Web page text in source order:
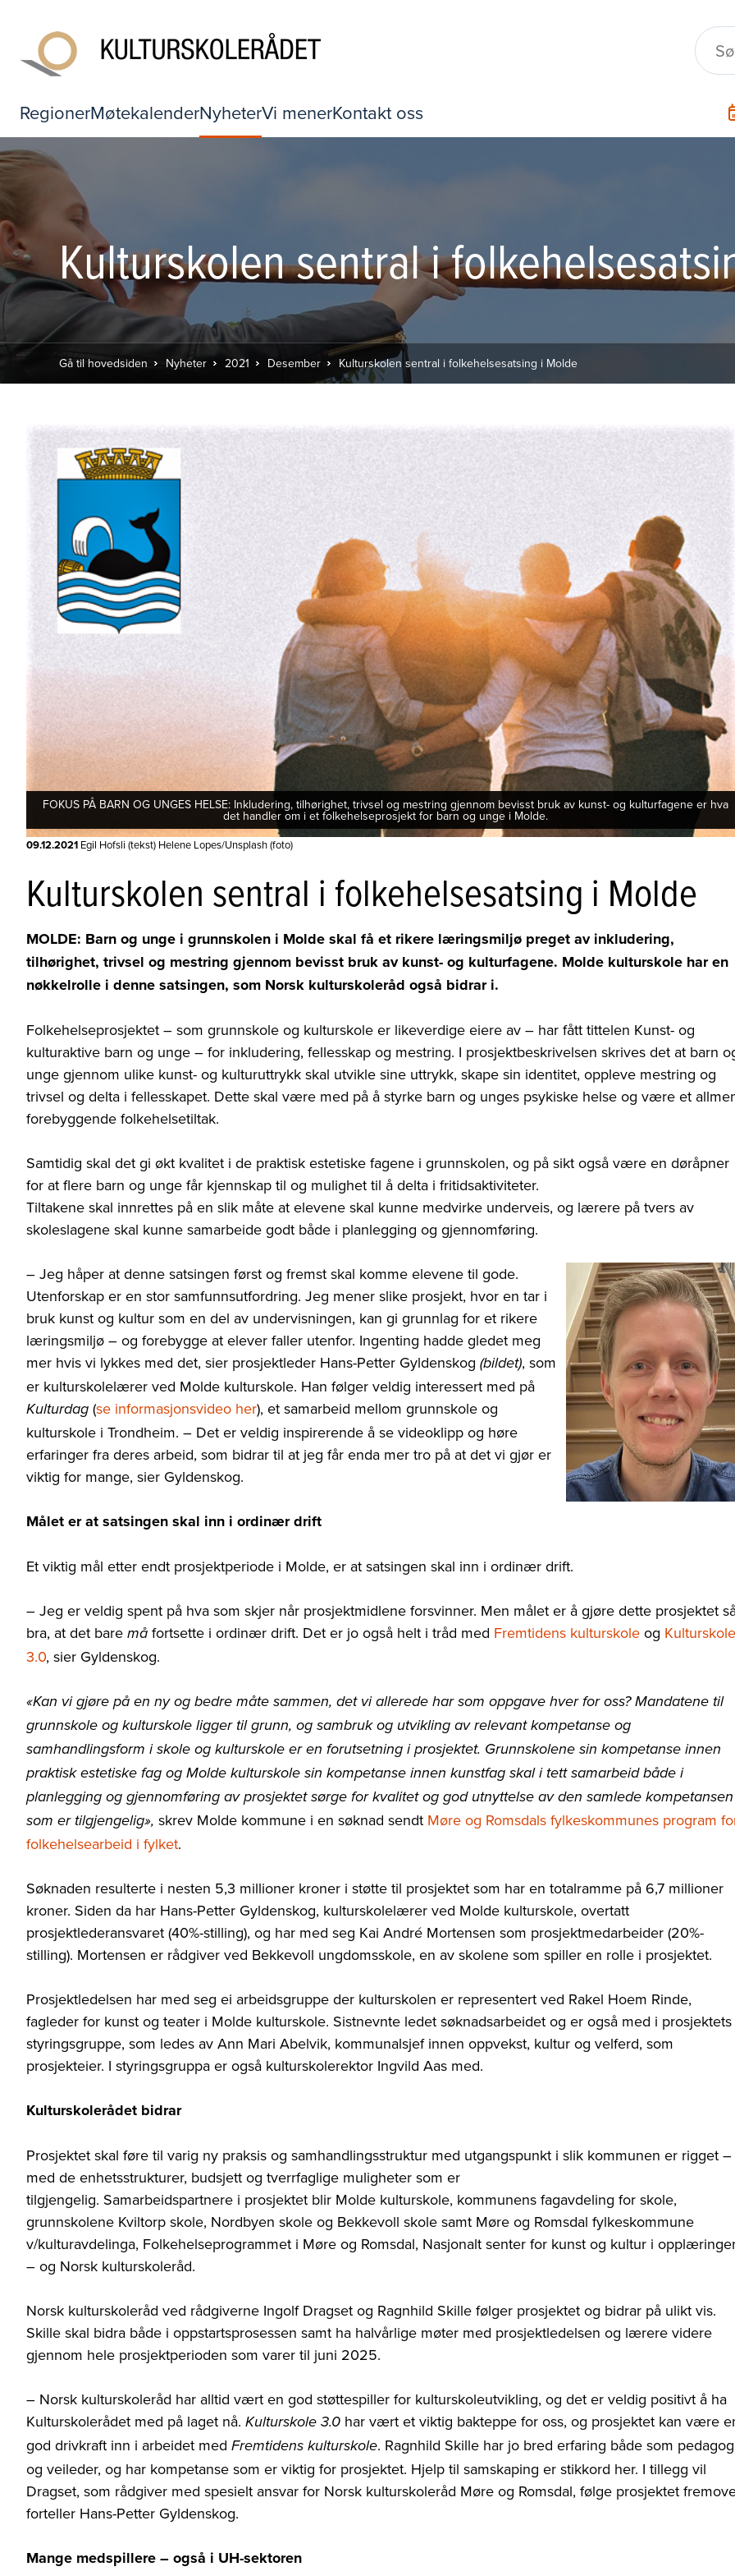
RegionerMøtekalenderNyheterVi menerKontakt oss
Kulturskolen sentral i
Gå til hovedsiden Nyheter 2021 Desember Kulturskolen sentral i folkehelsesatsing i Molde
FOKUS PÅ BARN OG UNGES HELSE: Inkludering, tilhørighet, trivsel og mestring gjennom bevisst bruk av kunst- og kulturfagene er hva
det handler om i et folkehelseprosjekt for barn og unge i Molde.
09.12.2021 Egil Hofsli (tekst) Helene Lopes/Unsplash (foto)
Kulturskolen sentral i folkehelsesatsing i Molde
MOLDE: Barn og unge i grunnskolen i Molde skal få et rikere læringsmiljø preget av inkludering,
tilhørighet, trivsel og mestring gjennom bevisst bruk av kunst- og kulturfagene. Molde kulturskole har en
nøkkelrolle i denne satsingen, som Norsk kulturskoleråd også bidrar i.
Folkehelseprosjektet – som grunnskole og kulturskole er likeverdige eiere av – har fått tittelen Kunst- og
kulturaktive barn og unge – for inkludering, fellesskap og mestring. I prosjektbeskrivelsen skrives det at barn
unge gjennom ulike kunst- og kulturuttrykk skal utvikle sine uttrykk, skape sin identitet, oppleve mestring og
trivsel og delta i fellesskapet. Dette skal være med på å styrke barn og unges psykiske helse og være et
forebyggende folkehelsetiltak.
Samtidig skal det gi økt kvalitet i de praktisk estetiske fagene i grunnskolen, og på sikt også være en døråpner
for at flere barn og unge får kjennskap til og mulighet til å delta i fritidsaktiviteter.
Tiltakene skal innrettes på en slik måte at elevene skal kunne medvirke underveis, og lærere på tvers av
skoleslagene skal kunne samarbeide godt både i planlegging og gjennomføring.
– Jeg håper at denne satsingen først og fremst skal komme elevene til gode.
Utenforskap er en stor samfunnsutfordring. Jeg mener slike prosjekt, hvor en tar i
bruk kunst og kultur som en del av undervisningen, kan gi grunnlag for et rikere
læringsmiljø – og forebygge at elever faller utenfor. Ingenting hadde gledet meg
mer hvis vi lykkes med det, sier prosjektleder Hans-Petter Gyldenskog (bildet), som
er kulturskolelærer ved Molde kulturskole. Han følger veldig interessert med på
Kulturdag (se informasjonsvideo her), et samarbeid mellom grunnskole og
kulturskole i Trondheim. – Det er veldig inspirerende å se videoklipp og høre
erfaringer fra deres arbeid, som bidrar til at jeg får enda mer tro på at det vi gjør er
viktig for mange, sier Gyldenskog.
Målet er at satsingen skal inn i ordinær drift
Et viktig mål etter endt prosjektperiode i Molde, er at satsingen skal inn i ordinær drift.
– Jeg er veldig spent på hva som skjer når prosjektmidlene forsvinner. Men målet er å gjøre dette prosjektet
bra, at det bare må fortsette i ordinær drift. Det er jo også helt i tråd med Fremtidens kulturskole og Kulturskole
3.0, sier Gyldenskog.
«Kan vi gjøre på en ny og bedre måte sammen, det vi allerede har som oppgave hver for oss? Mandatene til
grunnskole og kulturskole ligger til grunn, og sambruk og utvikling av relevant kompetanse og
samhandlingsform i skole og kulturskole er en forutsetning i prosjektet. Grunnskolene sin kompetanse innen
praktisk estetiske fag og Molde kulturskole sin kompetanse innen kunstfag skal i tett samarbeid både i
planlegging og gjennomføring av prosjektet sørge for kvalitet og god utnyttelse av den samlede kompetansen
som er tilgjengelig», skrev Molde kommune i en søknad sendt Møre og Romsdals fylkeskommunes program
folkehelsearbeid i fylket.
Søknaden resulterte i nesten 5,3 millioner kroner i støtte til prosjektet som har en totalramme på 6,7 millioner
kroner. Siden da har Hans-Petter Gyldenskog, kulturskolelærer ved Molde kulturskole, overtatt
prosjektlederansvaret (40%-stilling), og har med seg Kai André Mortensen som prosjektmedarbeider (20%-
stilling). Mortensen er rådgiver ved Bekkevoll ungdomsskole, en av skolene som spiller en rolle i prosjektet.
Prosjektledelsen har med seg ei arbeidsgruppe der kulturskolen er representert ved Rakel Hoem Rinde,
fagleder for kunst og teater i Molde kulturskole. Sistnevnte ledet søknadsarbeidet og er også med i prosjektets
styringsgruppe, som ledes av Ann Mari Abelvik, kommunalsjef innen oppvekst, kultur og velferd, som
prosjekteier. I styringsgruppa er også kulturskolerektor Ingvild Aas med.
Kulturskolerådet bidrar
Prosjektet skal føre til varig ny praksis og samhandlingsstruktur med utgangspunkt i slik kommunen er rigget –
med de enhetsstrukturer, budsjett og tverrfaglige muligheter som er
tilgjengelig. Samarbeidspartnere i prosjektet blir Molde kulturskole, kommunens fagavdeling for skole,
grunnskolene Kviltorp skole, Nordbyen skole og Bekkevoll skole samt Møre og Romsdal fylkeskommune
v/kulturavdelinga, Folkehelseprogrammet i Møre og Romsdal, Nasjonalt senter for kunst og kultur i
– og Norsk kulturskoleråd.
Norsk kulturskoleråd ved rådgiverne Ingolf Dragset og Ragnhild Skille følger prosjektet og bidrar på ulikt vis.
Skille skal bidra både i oppstartsprosessen samt ha halvårlige møter med prosjektledelsen og lærere videre
gjennom hele prosjektperioden som varer til juni 2025.
– Norsk kulturskoleråd har alltid vært en god støttespiller for kulturskoleutvikling, og det er veldig positivt å ha
Kulturskolerådet med på laget nå. Kulturskole 3.0 har vært et viktig bakteppe for oss, og prosjektet kan være
god drivkraft inn i arbeidet med Fremtidens kulturskole. Ragnhild Skille har jo bred erfaring både som pedagog
og veileder, og har kompetanse som er viktig for prosjektet. Hjelp til samskaping er stikkord her. I tillegg vil
Dragset, som rådgiver med spesielt ansvar for Norsk kulturskoleråd Møre og Romsdal, følge prosjektet
forteller Hans-Petter Gyldenskog.
Mange medspillere – også i UH-sektoren